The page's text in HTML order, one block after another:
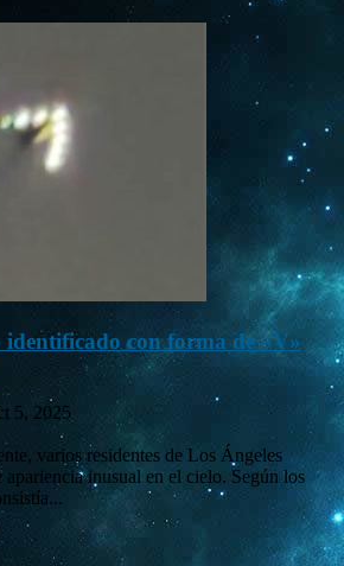
con forma de «V»
5, 2025
varios residentes de Los Ángeles
apariencia inusual en el cielo. Según los